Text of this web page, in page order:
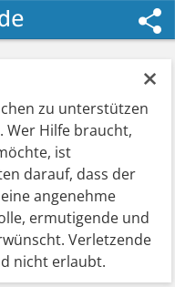
×
zu unterstützen
Wer Hilfe braucht,
ist
darauf, dass der
angenehme
ermutigende und
Verletzende
nicht erlaubt.